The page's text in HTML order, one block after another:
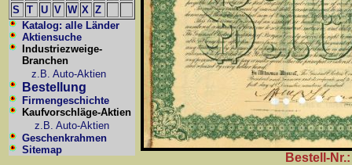
S
T U V W X Z
Katalog: alle Länder
Aktiensuche
Industriezweige-
Branchen
z.B. Auto-Aktien
Bestellung
Firmengeschichte
Kaufvorschläge-Aktien
z.B. Auto-Aktien
Geschenkrahmen
Sitemap
Bestell-